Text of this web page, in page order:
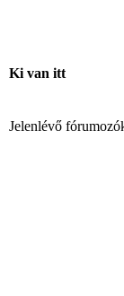
Ki van itt
Jelenlévő